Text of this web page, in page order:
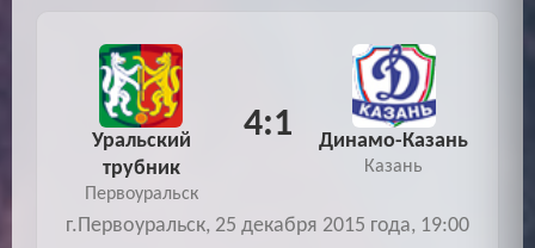
Уральский
трубник
Первоуральск
4:1 Динамо-Казань
Казань
г.Первоуральск, 25 декабря 2015 года, 19:00